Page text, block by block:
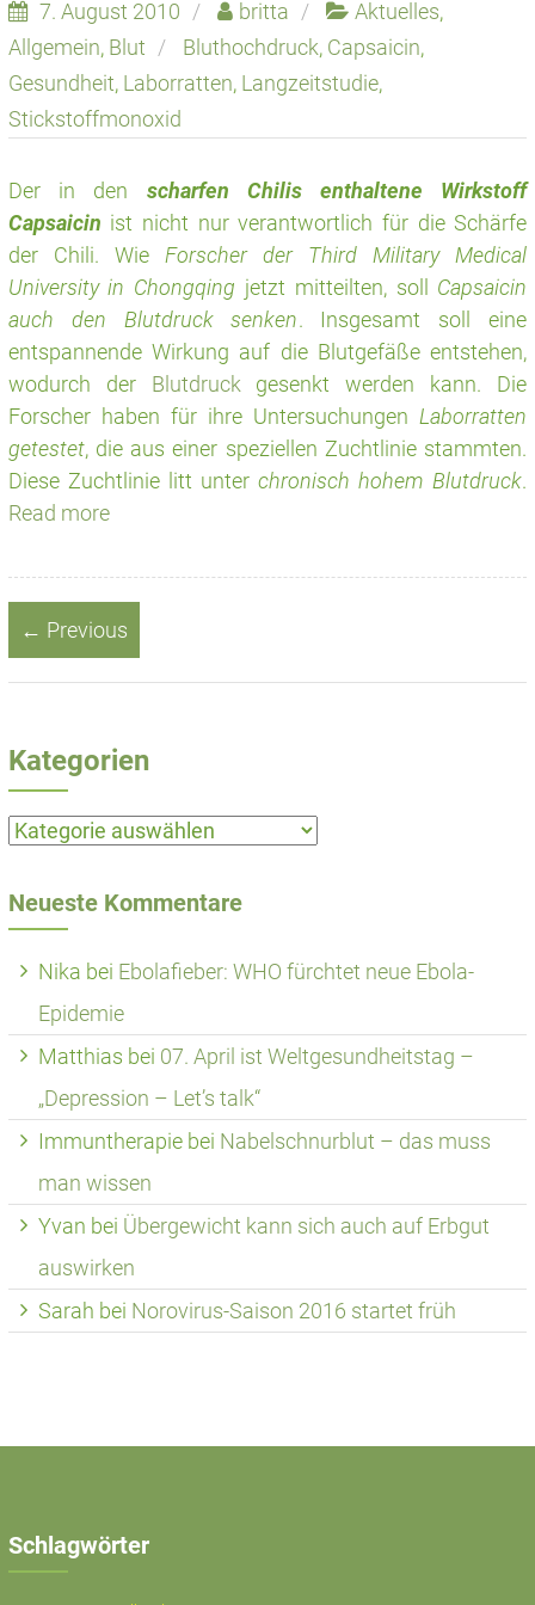
7. August 2010 britta Aktuelles,
Allgemein, Blut Bluthochdruck, Capsaicin,
Gesundheit, Laborratten, Langzeitstudie,
Stickstoffmonoxid
Der in den scharfen Chilis enthaltene Wirkstoff
Capsaicin ist nicht nur verantwortlich für die Schärfe
der Chili. Wie Forscher der Third Military Medical
University in Chongqing jetzt mitteilten, soll Capsaicin
auch den Blutdruck senken. Insgesamt soll eine
entspannende Wirkung auf die Blutgefäße entstehen,
wodurch der Blutdruck gesenkt werden kann. Die
Forscher haben für ihre Untersuchungen Laborratten
getestet, die aus einer speziellen Zuchtlinie stammten.
Diese Zuchtlinie litt unterchronisch hohem Blutdruck.
Read more
← Previous
Kategorien
Kategorien
Neueste Kommentare
Nika bei Ebolafieber: WHO fürchtet neue Ebola-
Epidemie
Matthias bei 07. April ist Weltgesundheitstag –
„Depression – Let’s talk“
Immuntherapiebei Nabelschnurblut – das muss
man wissen
Yvan bei Übergewicht kann sich auch auf Erbgut
auswirken
Sarah bei Norovirus-Saison 2016 startet früh
Schlagwörter